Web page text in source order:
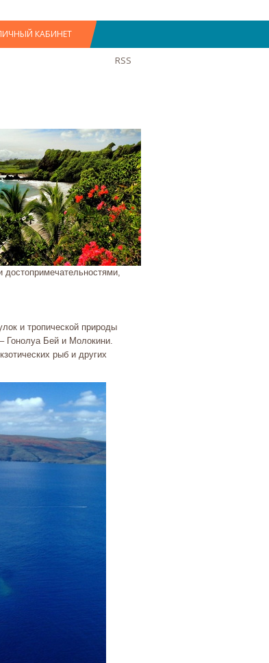
КАБИНЕТ
RSS
достопримечательностями,
и тропической природы
Гонолуа Бей и Молокини.
рыб и других